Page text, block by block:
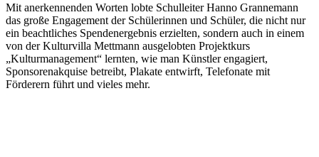
Mit anerkennenden Worten lobte Schulleiter Hanno Grannemann
das große Engagement der Schülerinnen und Schüler, die nicht nur
ein beachtliches Spendenergebnis erzielten, sondern auch in einem
von der Kulturvilla Mettmann ausgelobten Projektkurs
„Kulturmanagement“ lernten, wie man Künstler engagiert,
Sponsorenakquise betreibt, Plakate entwirft, Telefonate mit
Förderern führt und vieles mehr.